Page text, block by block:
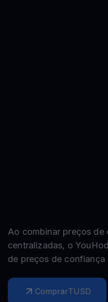
Ao combinar preços de
centralizadas, o
de preços de confiança
ComprarTUSD